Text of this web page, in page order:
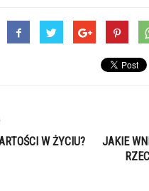
W ŻYCIU?
JAKIE